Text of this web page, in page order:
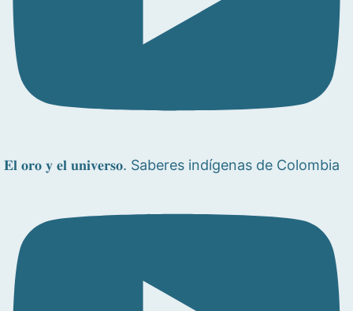
𝐄𝐥 𝐨𝐫𝐨 𝐲 𝐞𝐥 𝐮𝐧𝐢𝐯𝐞𝐫𝐬𝐨. Saberes indígenas de Colombia